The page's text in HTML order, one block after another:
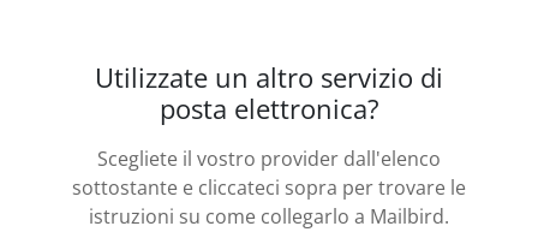
Utilizzate un altro servizio di
posta elettronica?
Scegliete il vostro provider dall'elenco
sottostante e cliccateci sopra per trovare le
istruzioni su come collegarlo a Mailbird.